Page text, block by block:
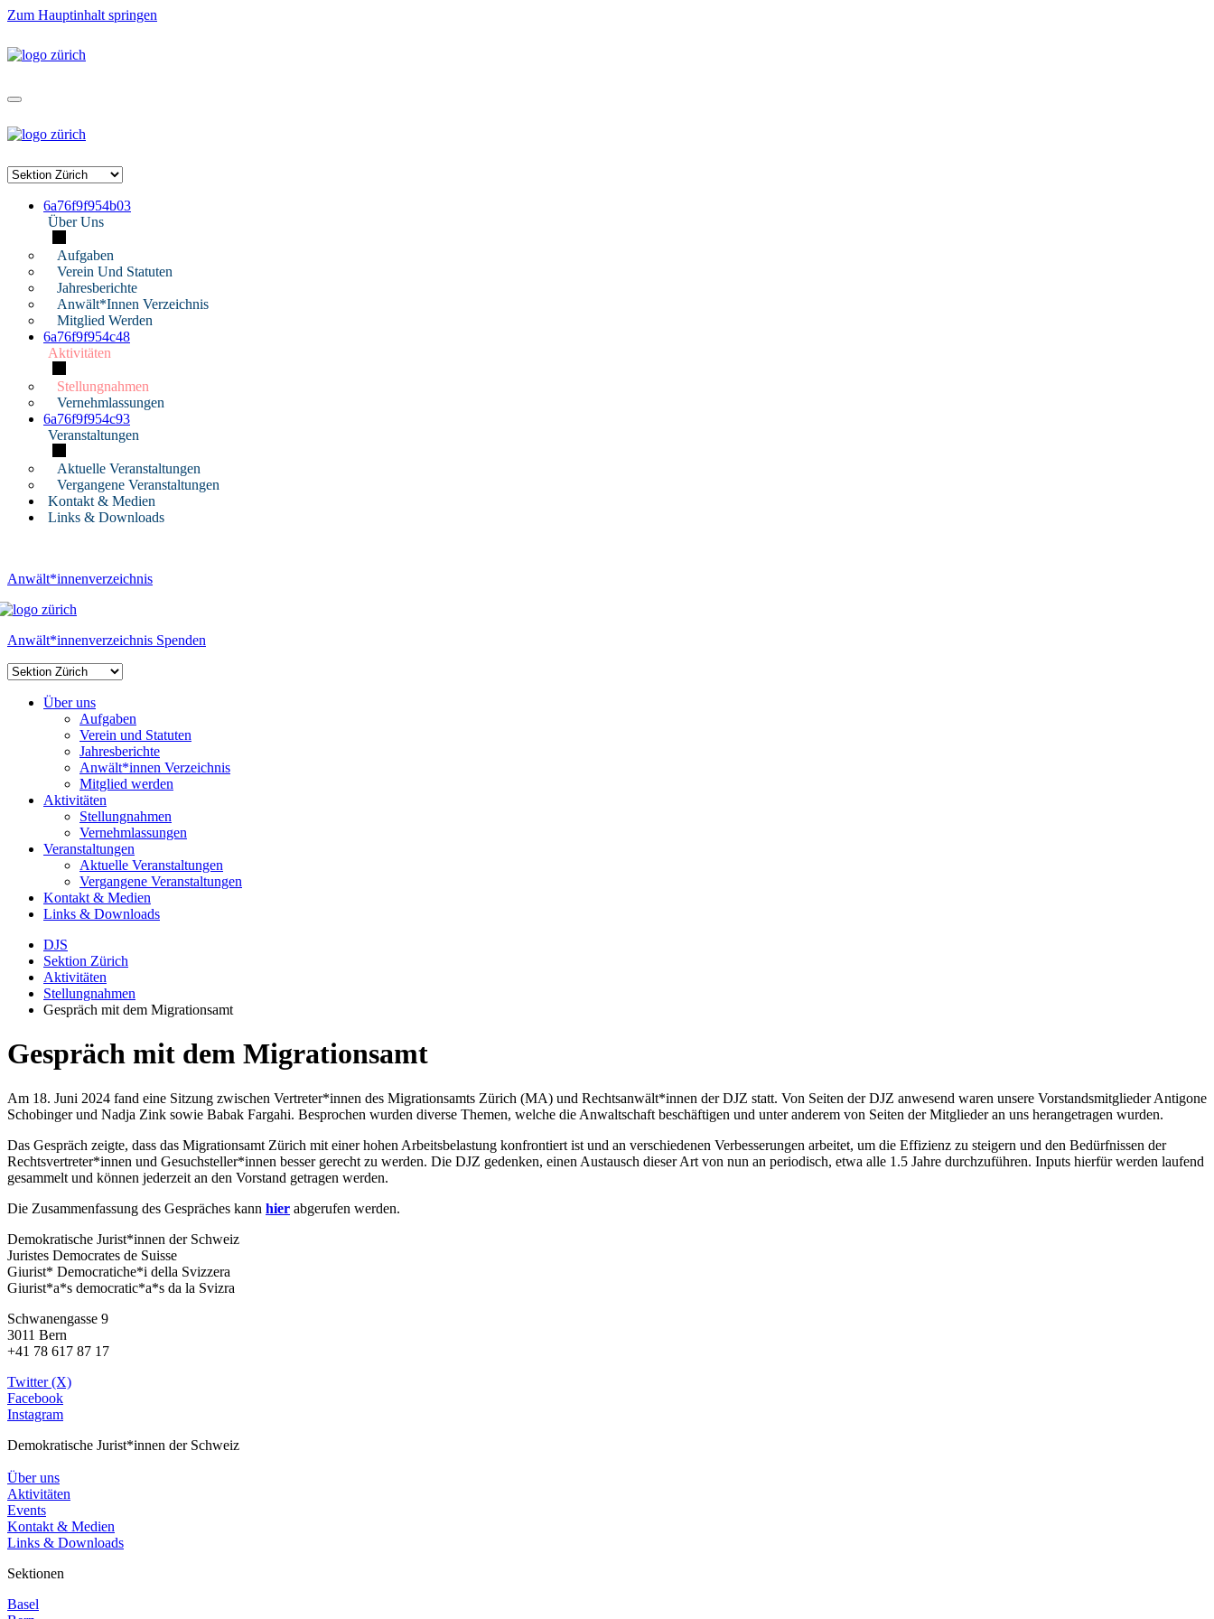
Zum Hauptinhalt springen
6a76f9f954b03
Über Uns
Aufgaben
Verein Und Statuten
Jahresberichte
Anwält*innen Verzeichnis
Mitglied Werden
6a76f9f954c48
Aktivitäten
Stellungnahmen
Vernehmlassungen
6a76f9f954c93
Veranstaltungen
Aktuelle Veranstaltungen
Vergangene Veranstaltungen
Kontakt & Medien
Links & Downloads
Anwält*innenverzeichnis
Anwält*innenverzeichnis Spenden
Über uns
Aufgaben
Verein und Statuten
Jahresberichte
Anwält*innen Verzeichnis
Mitglied werden
Aktivitäten
Stellungnahmen
Vernehmlassungen
Veranstaltungen
Aktuelle Veranstaltungen
Vergangene Veranstaltungen
Kontakt & Medien
Links & Downloads
DJS
Sektion Zürich
Aktivitäten
Stellungnahmen
Gespräch mit dem Migrationsamt
Gespräch mit dem Migrationsamt
Am 18. Juni 2024 fand eine Sitzung zwischen Vertreter*innen des Migrationsamts Zürich (MA) und Rechtsanwält*innen der DJZ statt. Von Seiten der DJZ anwesend waren unsere Vorstandsmitglieder Antigone
Schobinger und Nadja Zink sowie Babak Fargahi. Besprochen wurden diverse Themen, welche die Anwaltschaft beschäftigen und unter anderem von Seiten der Mitglieder an uns herangetragen wurden.
Das Gespräch zeigte, dass das Migrationsamt Zürich mit einer hohen Arbeitsbelastung konfrontiert ist und an verschiedenen Verbesserungen arbeitet, um die Effizienz zu steigern und den Bedürfnissen der
Rechtsvertreter*innen und Gesuchsteller*innen besser gerecht zu werden. Die DJZ gedenken, einen Austausch dieser Art von nun an periodisch, etwa alle 1.5 Jahre durchzuführen. Inputs hierfür werden laufend
gesammelt und können jederzeit an den Vorstand getragen werden.
Die Zusammenfassung des Gespräches kann hier abgerufen werden.
Demokratische Jurist*innen der Schweiz
Juristes Democrates de Suisse
Giurist* Democratiche*i della Svizzera
Giurist*a*s democratic*a*s da la Svizra
Schwanengasse 9
3011 Bern
+41 78 617 87 17
Twitter (X)
Facebook
Instagram
Demokratische Jurist*innen der Schweiz
Über uns
Aktivitäten
Events
Kontakt & Medien
Links & Downloads
Sektionen
Basel